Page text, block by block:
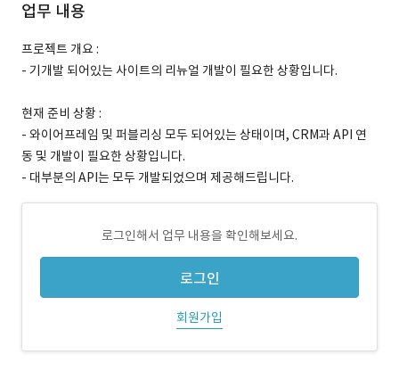
업무 내용
프로젝트 개요 :
- 기개발 되어있는 사이트의 리뉴얼 개발이 필요한 상황입니다.
현재 준비 상황 :
- 와이어프레임 및 퍼블리싱 모두 되어있는 상태이며, CRM과 API 연
동 및 개발이 필요한 상황입니다.
- 대부분의 API는 모두 개발되었으며 제공해드립니다.
로그인해서 업무 내용을 확인해보세요.
로그인
회원가입